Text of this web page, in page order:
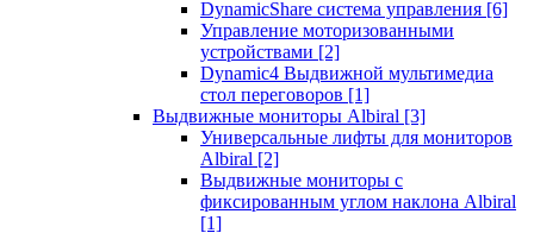
DynamicShare система управления [6]
Управление моторизованными
устройствами [2]
Dynamic4 Выдвижной мультимедиа
стол переговоров [1]
Выдвижные мониторы Albiral [3]
Универсальные лифты для мониторов
Albiral [2]
Выдвижные мониторы с
фиксированным углом наклона Albiral
[1]